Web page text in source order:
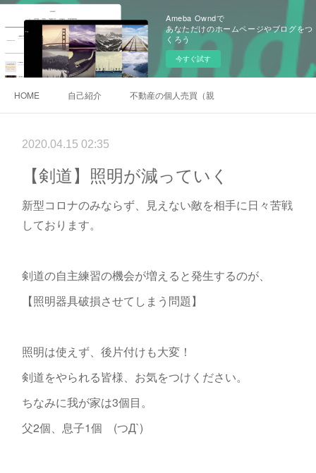
Ameba Owndで
あなただけのホームページやブログをつ
くろう
今すぐ試す
HOME 自己紹介 不動産の個人売買（親族間売買）
2020.04.15 02:35
【剣道】照明が減っていく
新型コロナのみならず、見えない敵を相手に日々苦戦
しております。
剣道の自主練習の機会が増えると発生するのが、
【照明器具破損させてしまう問題】
照明は使えず、後片付けも大変！
剣道をやられる皆様、お気をつけください。
ちなみに我が家は3個目。
父2個、息子1個 (つД`)